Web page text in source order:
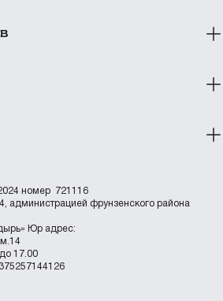
номер 721116
администрацией фрунзенского района
Юр адрес:
17.00